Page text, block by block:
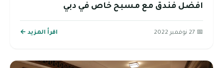
افضل فندق مع مسبح خاص في دبي
📅 27 نوفمبر 2022 اقرأ المزيد ←